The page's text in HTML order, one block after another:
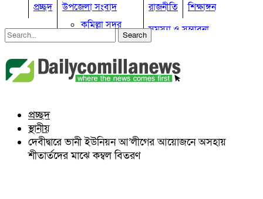
প্রচ্ছদ
উপজেলা সংবাদ
কুমিল্লা সদর
কুমিল্লা সদর দক্ষিণ
ব্রাহ্মণপাড়া
লাকসাম
লালমাই
দাউদকান্দি
রাজনীতি
শিক্ষাঙ্গন
সমস্যা ও সম্ভাবনা
কুমিল্লা ভোটের হাওয়া
কুমিল্লার ঐতিহ্য
প্রচ্ছদ
স্থানীয়
দেবীদ্বারে ভানী ইউনিয়ন আ’লীগের আয়োজনে অসহায়
শীতার্তদের মাঝে কম্বল বিতরণ